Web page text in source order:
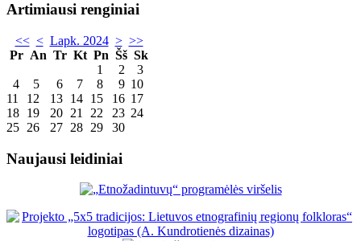
Artimiausi renginiai
<< < Lapk. 2024 > >>
Pr An Tr Kt Pn Šš Sk
1
2
3
4
5 6 7 8 9 10
11
12 13 14 15 16 17
18 19 20 21 22 23 24
25 26 27 28 29 30
Naujausi leidiniai